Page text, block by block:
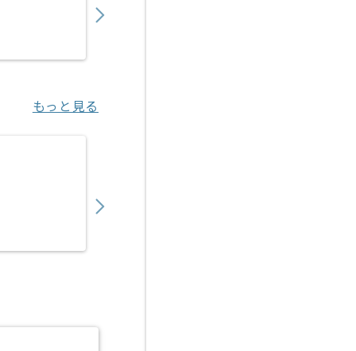
もっと見る